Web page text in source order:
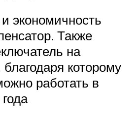
экономичность
Также
на
которому
работать в